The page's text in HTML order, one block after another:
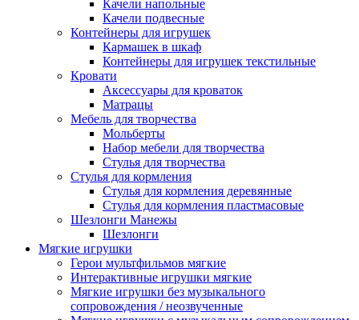
Качели напольные
Качели подвесные
Контейнеры для игрушек
Кармашек в шкаф
Контейнеры для игрушек текстильные
Кровати
Аксессуары для кроваток
Матрацы
Мебель для творчества
Мольберты
Набор мебели для творчества
Стулья для творчества
Стулья для кормления
Стулья для кормления деревянные
Стулья для кормления пластмасовые
Шезлонги Манежы
Шезлонги
Мягкие игрушки
Герои мультфильмов мягкие
Интерактивные игрушки мягкие
Мягкие игрушки без музыкального
сопровождения / неозвученные